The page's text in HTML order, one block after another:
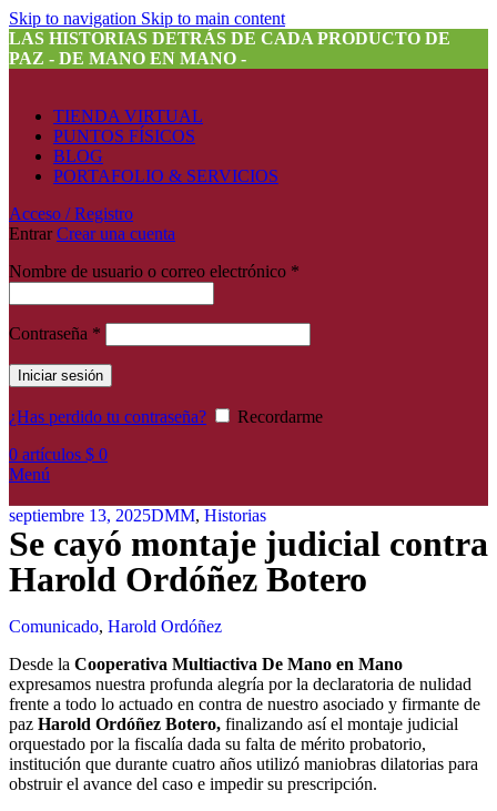
Skip to navigation Skip to main content
LAS HISTORIAS DETRÁS DE CADA PRODUCTO DE
PAZ - DE MANO EN MANO -
TIENDA VIRTUAL
PUNTOS FÍSICOS
BLOG
PORTAFOLIO & SERVICIOS
Acceso / Registro
EntrarCrear una cuenta
Nombre de usuario o correo electrónico *
Contraseña *
Iniciar sesión
¿Has perdido tu contraseña?
Recordarme
0 artículos $ 0
Menú
septiembre 13, 2025DMM, Historias
Se cayó montaje judicial contra
Harold Ordóñez Botero
Comunicado, Harold Ordóñez
Desde la Cooperativa Multiactiva De Mano en Mano
expresamos nuestra profunda alegría por la declaratoria de nulidad
frente a todo lo actuado en contra de nuestro asociado y firmante de
paz Harold Ordóñez Botero, finalizando así el montaje judicial
orquestado por la fiscalía dada su falta de mérito probatorio,
institución que durante cuatro años utilizó maniobras dilatorias para
obstruir el avance del caso e impedir su prescripción.